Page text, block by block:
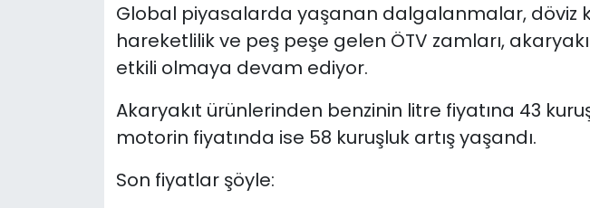
Global piyasalarda yaşanan dalgalanmalar, döviz
hareketlilik ve peş peşe gelen ÖTV zamları,
etkili olmaya devam ediyor.
Akaryakıt ürünlerinden benzinin litre fiyatına 43
motorin fiyatında ise 58 kuruşluk artış yaşandı.
Son fiyatlar şöyle: